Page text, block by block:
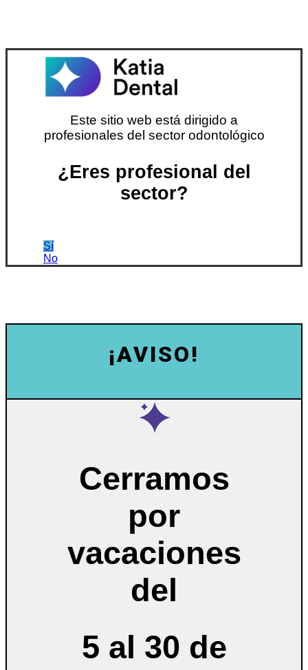
Este sitio web está dirigido a
profesionales del sector odontológico
¿Eres profesional del
sector?
Sí
No
¡AVISO!
Cerramos
por
vacaciones
del
5 al 30 de